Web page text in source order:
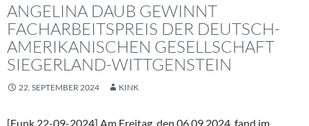
ANGELINA DAUB GEWINNT
FACHARBEITSPREIS DER DEUTSCH-
AMERIKANISCHEN GESELLSCHAFT
SIEGERLAND-WITTGENSTEIN
22. SEPTEMBER 2024 KINK
[Funk 22-09-2024] Am Freitag, den 06.09.2024, fand im